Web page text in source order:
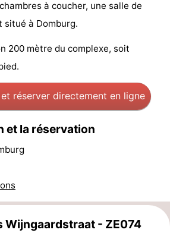
à coucher, une salle de
situé à Domburg.
200 mètre du complexe, soit
et réserver directement en ligne
et la réservation
Wijngaardstraat - ZE074